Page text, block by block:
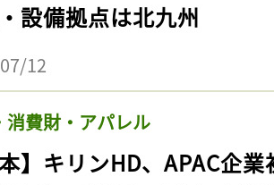
設備拠点は北九州
12
消費財・アパレル
本】キリンHD、APAC企